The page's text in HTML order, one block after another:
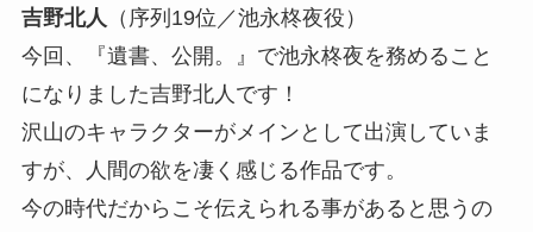
吉野北人
（序列19位／池永柊夜役）
今回、『遺書、公開。』で池永柊夜を務めること
になりました吉野北人です！
沢山のキャラクターがメインとして出演していま
すが、人間の欲を凄く感じる作品です。
今の時代だからこそ伝えられる事があると思うの